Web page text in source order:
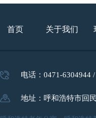
首页 关于我们
电话：0471-6304944
地址：呼和浩特市回